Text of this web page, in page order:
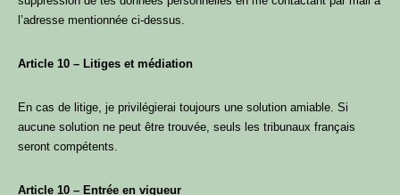
l’adresse mentionnée ci-dessus.
Article 10 – Litiges et médiation
En cas de litige, je privilégierai toujours une solution amiable. Si
aucune solution ne peut être trouvée, seuls les tribunaux français
seront compétents.
Article 10 – Entrée en vigueur